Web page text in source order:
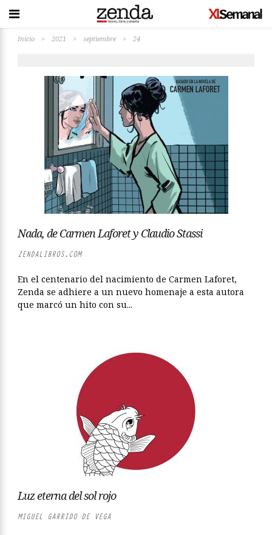
Inicio > 2021 > septiembre > 24
Nada, de Carmen Laforet y Claudio Stassi
ZENDALIBROS.COM
En el centenario del nacimiento de Carmen Laforet,
Zenda se adhiere a un nuevo homenaje a esta autora
que marcó un hito con su...
Luz eterna del sol rojo
MIGUEL GARRIDO DE VEGA